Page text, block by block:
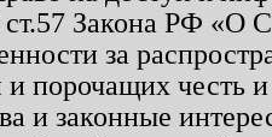
ст.57 Закона РФ «О
за
и порочащих честь
и законные